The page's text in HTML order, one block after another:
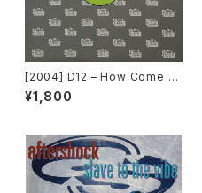
[2004] D12 – How Come /
American Psycho [Shady R
ecords][PROMO]
¥1,800